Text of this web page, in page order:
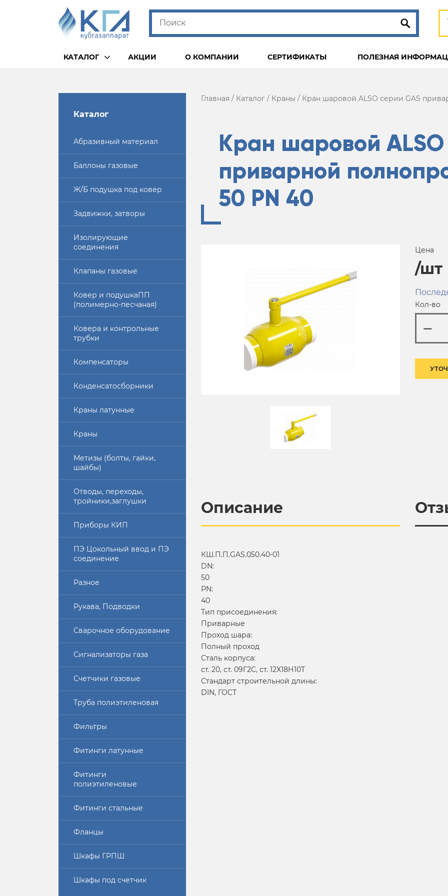
КАТАЛОГ АКЦИИ О КОМПАНИИ СЕРТИФИКАТЫ ПОЛЕЗНАЯ
Главная / Каталог / Краны / Кран шаровой ALSO серии GAS
Кран шаровой ALSO
приварной
50 PN 40
Цена
/шт
Кол-во
Описание
КШ.П.П.GAS.050.40-01
DN:
50
PN:
40
Тип присоединения:
Приварные
Проход шара:
Полный проход
Сталь корпуса:
ст. 20, ст. 09Г2С, ст. 12Х18Н10Т
Стандарт строительной длины:
DIN, ГОСТ
Каталог
Абразивный материал
Баллоны газовые
Ж/Б подушка под ковер
Задвижки, затворы
Изолирующие
соединения
Клапаны газовые
Ковер и подушкаПП
(полимерно-песчаная)
Ковера и контрольные
трубки
Компенсаторы
Конденсатосборники
Краны латунные
Краны
Метизы (болты, гайки,
шайбы)
Отводы, переходы,
тройники,заглушки
Приборы КИП
ПЭ Цокольный ввод и ПЭ
соединение
Разное
Рукава, Подводки
Сварочное оборудование
Сигнализаторы газа
Счетчики газовые
Труба полиэтиленовая
Фильтры
Фитинги латунные
Фитинги
полиэтиленовые
Фитинги стальные
Фланцы
Шкафы ГРПШ
Шкафы под счетчик